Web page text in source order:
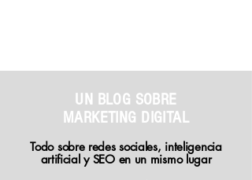
UN BLOG SOBRE
MARKETING DIGITAL
Todo sobre redes sociales, inteligencia
artificial y SEO en un mismo lugar